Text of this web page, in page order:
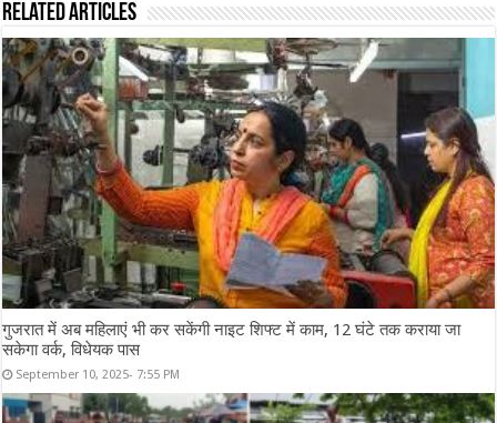
Related Articles
गुजरात में अब महिलाएं भी कर सकेंगी नाइट शिफ्ट में काम, 12 घंटे तक कराया जा
सकेगा वर्क, विधेयक पास
September 10, 2025- 7:55 PM